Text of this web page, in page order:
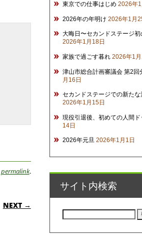
permalink.
NEXT →
東京での仕事はじめ 2026年1
2026年の年明け 2026年1月
大晦日〜セカンドステージ
2026年1月18日
家族で過ごす暮れ 2026年1月
津山市総合計画審議会 第2回
月16日
セカンドステージでの新た
2026年1月15日
現役引退後、初めての人間ド
14日
2026年元旦 2026年1月1日
サイト内検索